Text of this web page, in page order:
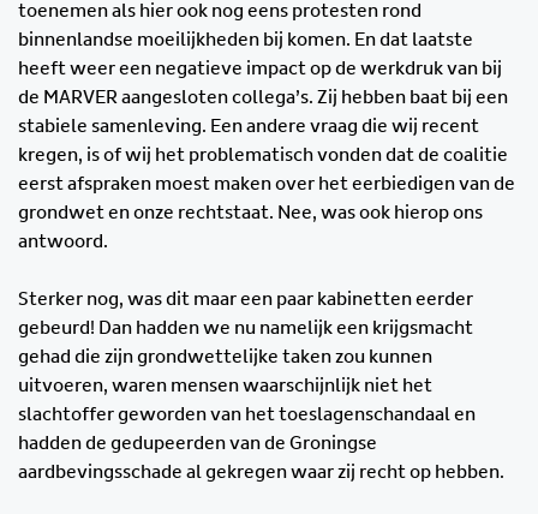
toenemen als hier ook nog eens protesten rond
binnenlandse moeilijkheden bij komen. En dat laatste
heeft weer een negatieve impact op de werkdruk van bij
de MARVER aangesloten collega’s. Zij hebben baat bij een
stabiele samenleving. Een andere vraag die wij recent
kregen, is of wij het problematisch vonden dat de coalitie
eerst afspraken moest maken over het eerbiedigen van de
grondwet en onze rechtstaat. Nee, was ook hierop ons
antwoord.
Sterker nog, was dit maar een paar kabinetten eerder
gebeurd! Dan hadden we nu namelijk een krijgsmacht
gehad die zijn grondwettelijke taken zou kunnen
uitvoeren, waren mensen waarschijnlijk niet het
slachtoffer geworden van het toeslagenschandaal en
hadden de gedupeerden van de Groningse
aardbevingsschade al gekregen waar zij recht op hebben.